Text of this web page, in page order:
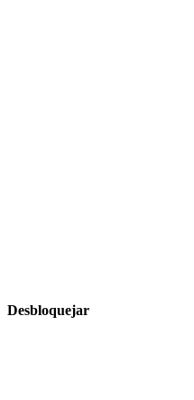
Desbloquejar